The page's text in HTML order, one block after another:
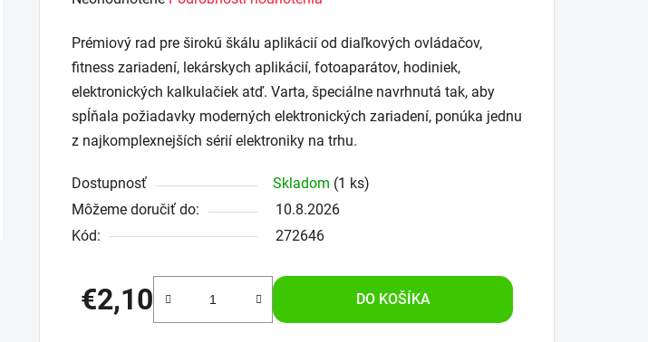
produktu
je
0,0
z
5
Prémiový rad pre širokú škálu aplikácií od diaľkových ovládačov,
fitness zariadení, lekárskych aplikácií, fotoaparátov, hodiniek,
elektronických kalkulačiek atď. Varta, špeciálne navrhnutá tak, aby
spĺňala požiadavky moderných elektronických zariadení, ponúka jednu
z najkomplexnejších sérií elektroniky na trhu.
Dostupnosť Skladom (1 ks)
Môžeme doručiť do:
10.8.2026
Kód:
272646
€2,10
Jednotková cena:
DO KOŠÍKA